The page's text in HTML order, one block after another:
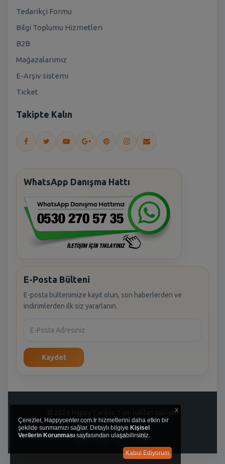
Tedarikçi Formu
Bilgi Toplumu Hizmetleri
B2B
Mağazalarımız
E-Arşiv sistemi
Ticket
Takipte Kalın
WhatsApp Danışma Hattı
E-Posta Bülteni
E-posta bültenimize kayıt olun, son haberlerden ve
indirimlerden ilk siz yararlanın.
Kaydet
© 2026 Happy Center. Tüm hakları saklıdır.
x
Çerezler, Happycenter.com.tr hizmetlerini daha etkin bir
şekilde sunmamızı sağlar. Detaylı bilgiye Kişisel
Verilerin Korunması sayfasından ulaşabilirsiniz.
Kabul Ediyorum